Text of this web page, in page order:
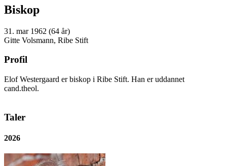
Biskop
31. mar 1962 (64 år)
Gitte Volsmann, Ribe Stift
Profil
Elof Westergaard er biskop i Ribe Stift. Han er uddannet
cand.theol.
Taler
2026